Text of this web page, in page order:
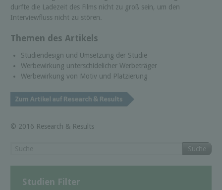
durfte die Ladezeit des Films nicht zu groß sein, um den
Interviewfluss nicht zu stören.
Themen des Artikels
Studiendesign und Umsetzung der Studie
Werbewirkung unterschidelicher Werbeträger
Werbewirkung von Motiv und Platzierung
© 2016 Research & Results
Suche
Studien Filter